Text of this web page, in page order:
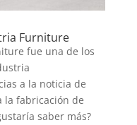
Furniture
fue una de los
a la noticia de
la fabricación de
saber más?